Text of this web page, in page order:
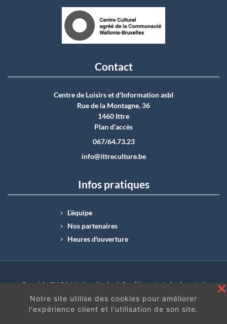
Contact
Centre de Loisirs et d'Information asbI
Rue de la Montagne, 36
1460 Ittre
Plan d’accès
067/64.73.23
info@ittreculture.be
Infos pratiques
L’équipe
Nos partenaires
Heures d'ouverture
Copyright CLI © | Mentions légales | Conditions générales de vente |
N°Entreprise : BE0414.742.009 |
BE50 0012 6285 4518
Notre site utilise des cookies pour améliorer
l'expérience client et l'utilisation de son site.